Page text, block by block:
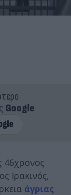
Google
46χρονος
Ιρακινός,
άγριας